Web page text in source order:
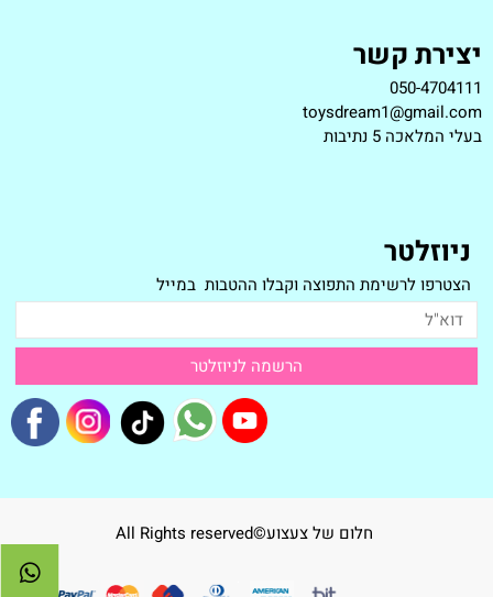
יצירת קשר
050-4704111
toysdream1@gmail.com
בעלי המלאכה 5 נתיבות
ניוזלטר
הצטרפו לרשימת התפוצה וקבלו ההטבות במייל
חלום של צעצוע©All Rights reserved